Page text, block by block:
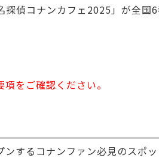
偵コナンカフェ2025」が全国
をご確認ください。
ンするコナンファン必見のスポ